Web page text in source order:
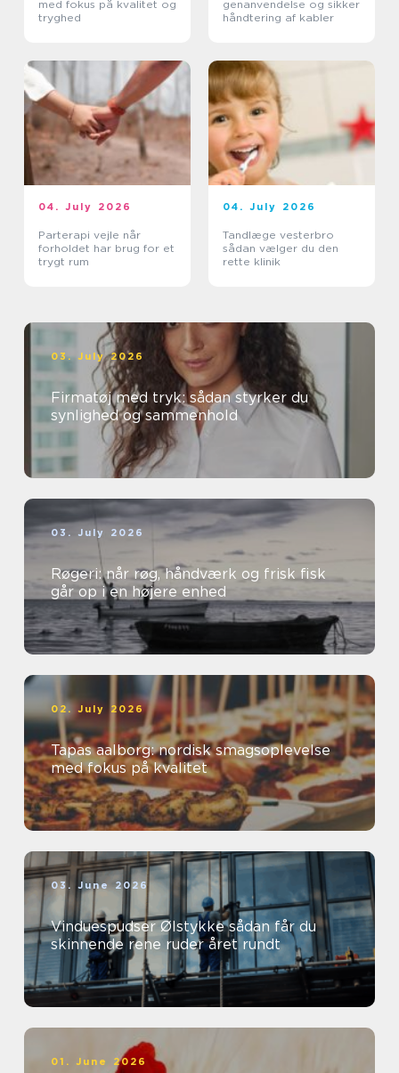
med fokus på kvalitet og
tryghed
genanvendelse og sikker
håndtering af kabler
04. July 2026
Parterapi vejle når
forholdet har brug for et
trygt rum
04. July 2026
Tandlæge vesterbro
sådan vælger du den
rette klinik
03. July 2026
Firmatøj med tryk: sådan styrker du
synlighed og sammenhold
03. July 2026
Røgeri: når røg, håndværk og frisk fisk
går op i en højere enhed
02. July 2026
Tapas aalborg: nordisk smagsoplevelse
med fokus på kvalitet
03. June 2026
Vinduespudser Ølstykke sådan får du
skinnende rene ruder året rundt
01. June 2026